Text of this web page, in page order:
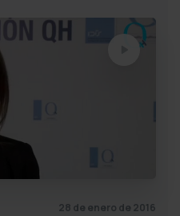
28 de enero de 2016